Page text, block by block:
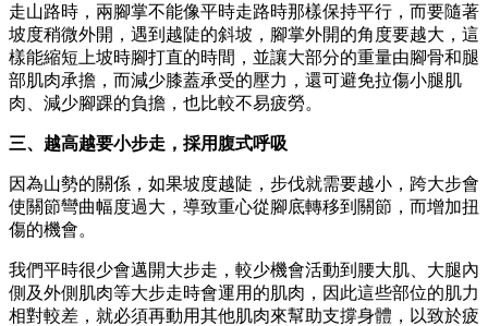
走山路時，兩腳掌不能像平時走路時那樣保持平行，而要隨著
坡度稍微外開，遇到越陡的斜坡，腳掌外開的角度要越大，這
樣能縮短上坡時腳打直的時間，並讓大部分的重量由腳骨和腿
部肌肉承擔，而減少膝蓋承受的壓力，還可避免拉傷小腿肌
肉、減少腳踝的負擔，也比較不易疲勞。
三、越高越要小步走，採用腹式呼吸
因為山勢的關係，如果坡度越陡，步伐就需要越小，跨大步會
使關節彎曲幅度過大，導致重心從腳底轉移到關節，而增加扭
傷的機會。
我們平時很少會邁開大步走，較少機會活動到腰大肌、大腿內
側及外側肌肉等大步走時會運用的肌肉，因此這些部位的肌力
相對較差，就必須再動用其他肌肉來幫助支撐身體，以致於疲